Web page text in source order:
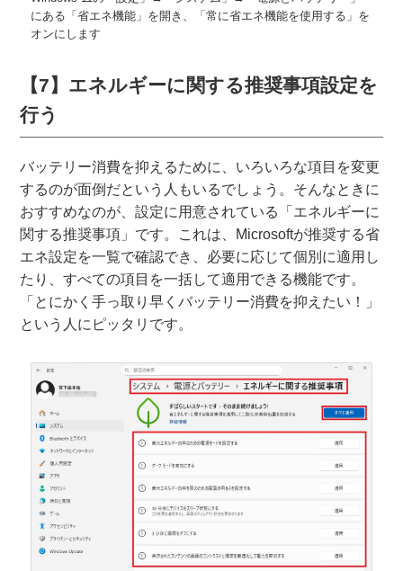
にある「省エネ機能」を開き、「常に省エネ機能を使用する」を
オンにします
【7】エネルギーに関する推奨事項設定を
行う
バッテリー消費を抑えるために、いろいろな項目を変更
するのが面倒だという人もいるでしょう。そんなときに
おすすめなのが、設定に用意されている「エネルギーに
関する推奨事項」です。これは、Microsoftが推奨する省
エネ設定を一覧で確認でき、必要に応じて個別に適用し
たり、すべての項目を一括して適用できる機能です。
「とにかく手っ取り早くバッテリー消費を抑えたい！」
という人にピッタリです。